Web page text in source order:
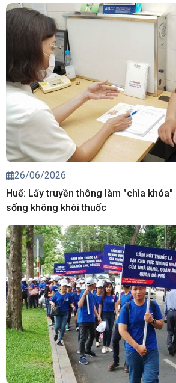
26/06/2026
Huế: Lấy truyền thông làm "chìa
sống không khói thuốc